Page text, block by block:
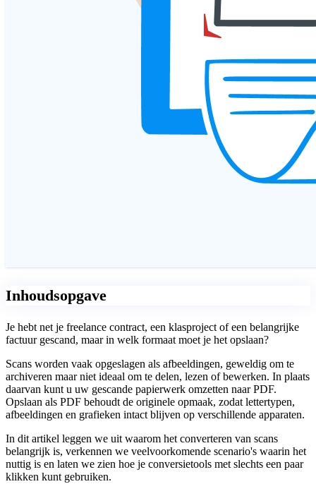
Inhoudsopgave
Je hebt net je freelance contract, een klasproject of een belangrijke
factuur gescand, maar in welk formaat moet je het opslaan?
Scans worden vaak opgeslagen als afbeeldingen, geweldig om te
archiveren maar niet ideaal om te delen, lezen of bewerken. In plaats
daarvan kunt u uw gescande papierwerk omzetten naar PDF.
Opslaan als PDF behoudt de originele opmaak, zodat lettertypen,
afbeeldingen en grafieken intact blijven op verschillende apparaten.
In dit artikel leggen we uit waarom het converteren van scans
belangrijk is, verkennen we veelvoorkomende scenario's waarin het
nuttig is en laten we zien hoe je conversietools met slechts een paar
klikken kunt gebruiken.